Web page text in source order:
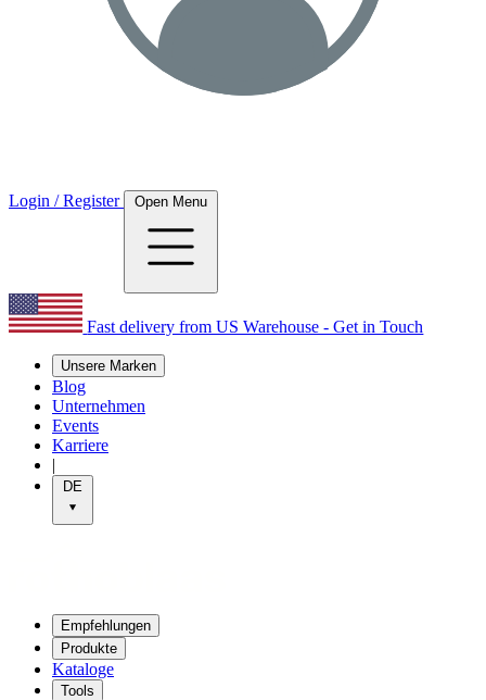
Login / Register Open Menu
Fast delivery from US Warehouse - Get in Touch
Unsere Marken
Blog
Unternehmen
Events
Karriere
|
DE
Empfehlungen
Produkte
Kataloge
Tools